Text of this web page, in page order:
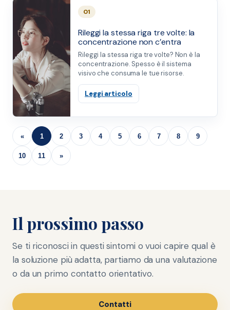
01
Rileggi la stessa riga tre volte: la
concentrazione non c’entra
Rileggi la stessa riga tre volte? Non è la
concentrazione. Spesso è il sistema
visivo che consuma le tue risorse.
Leggi articolo
« 1 2 3 4 5 6 7 8 9
10 11 »
Il prossimo passo
Se ti riconosci in questi sintomi o vuoi capire qual è
la soluzione più adatta, partiamo da una valutazione
o da un primo contatto orientativo.
Contatti